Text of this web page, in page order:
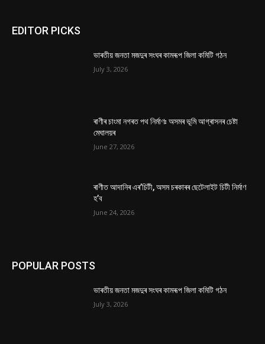
EDITOR PICKS
ভাৰতীয় জনতা মজদুৰ সংঘৰ কামৰূপ জিলা কমিটি গঠন
July 3, 2026
ৰাণীৰ চাংমা নগৰত পথ নিৰ্মাণঃ অসমৰ ভূমি আগ্ৰাসনৰ চেষ্টা
মেঘালয়ৰ
June 27, 2026
ৰাণীত আদানিৰ এৰ’চিটী, অসম চৰকাৰৰ ছেটেলাইট চিটী নিৰ্মাণ
হ’ব
June 24, 2026
POPULAR POSTS
ভাৰতীয় জনতা মজদুৰ সংঘৰ কামৰূপ জিলা কমিটি গঠন
July 3, 2026